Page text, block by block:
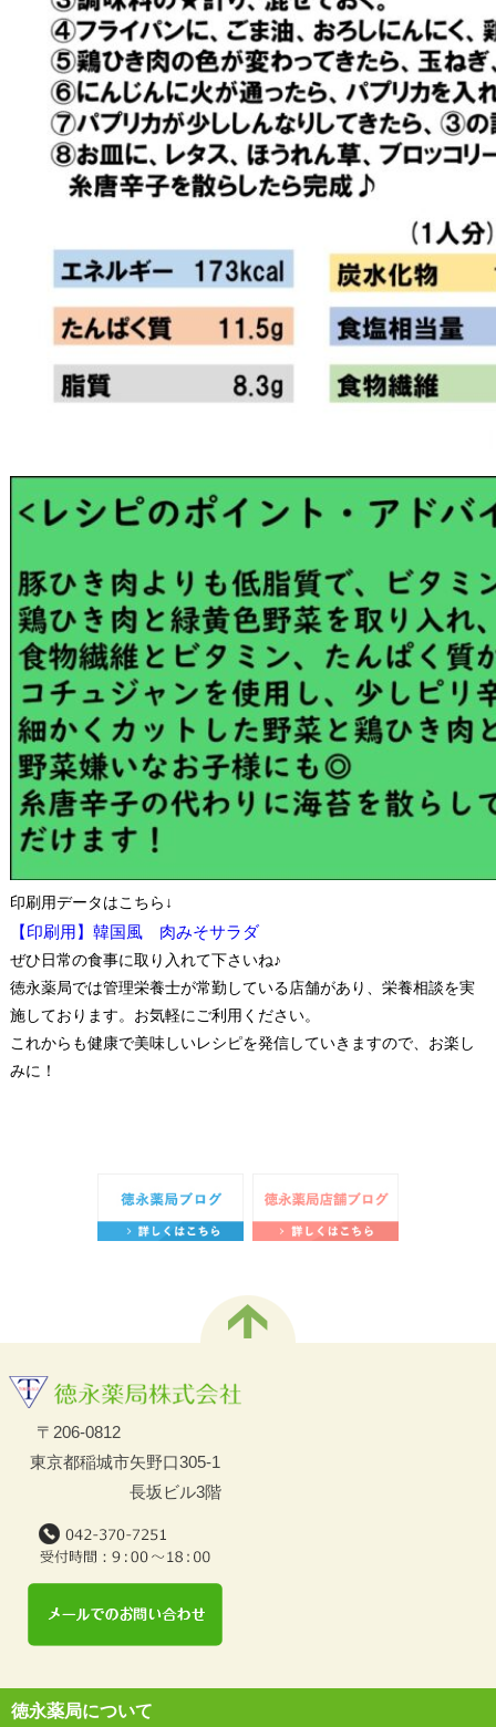
印刷用データはこちら↓
【印刷用】韓国風 肉みそサラダ
ぜひ日常の食事に取り入れて下さいね♪
徳永薬局では管理栄養士が常勤している店舗があり、栄養相談を実
施しております。お気軽にご利用ください。
これからも健康で美味しいレシピを発信していきますので、お楽し
みに！
〒206-0812
東京都稲城市矢野口305-1
長坂ビル3階
徳永薬局について